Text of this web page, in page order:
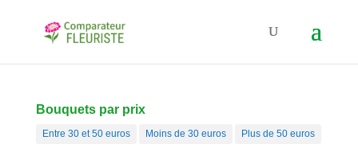
Bouquets par prix
Entre 30 et 50 euros Moins de 30 euros Plus de 50 euros